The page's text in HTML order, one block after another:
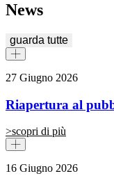
News
guarda tutte
27 Giugno 2026
Riapertura al
>scopri di più
16 Giugno 2026